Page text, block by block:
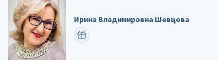
Ирина Владимировна Шевцова
ПОЗДРАВИТЬ